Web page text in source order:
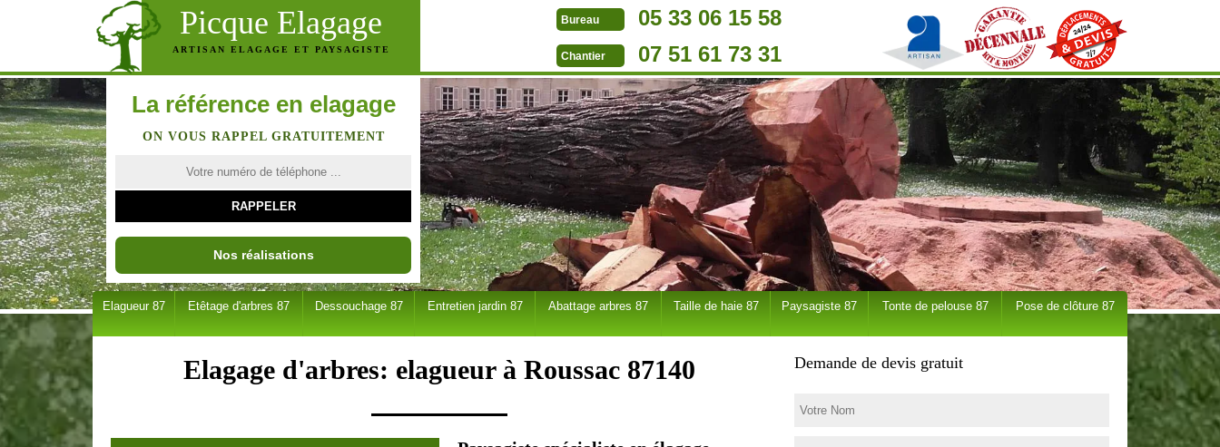
Picque Elagage
ARTISAN ELAGAGE ET PAYSAGISTE
Bureau 05 33 06 15 58
Chantier 07 51 61 73 31
La référence en elagage
ON VOUS RAPPEL GRATUITEMENT
Nos réalisations
Elagueur 87 Etêtage d'arbres 87 Dessouchage 87 Entretien jardin 87 Abattage arbres 87 Taille de haie 87 Paysagiste 87 Tonte de pelouse 87 Pose de clôture 87
Elagage d'arbres: elagueur à Roussac 87140 Demande de devis gratuit